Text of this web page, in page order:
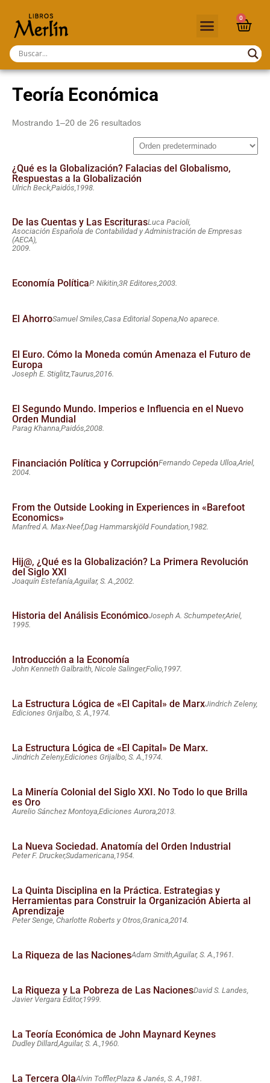
0
Teoría Económica
Mostrando 1–20 de 26 resultados
¿Qué es la Globalización? Falacias del Globalismo,
Respuestas a la Globalización
Ulrich Beck,Paidós, 1998.
De las Cuentas y Las EscriturasLuca Pacioli,
Asociación Española de Contabilidad y Administración de Empresas
(AECA),
2009.
Economía PolíticaP. Nikitin,3R Editores, 2003.
El AhorroSamuel Smiles, Casa Editorial Sopena, No aparece.
El Euro. Cómo la Moneda común Amenaza el Futuro de
Europa
Joseph E. Stiglitz,Taurus,2016.
El Segundo Mundo. Imperios e Influencia en el Nuevo
Orden Mundial
Parag Khanna, Paidós, 2008.
Financiación Política y CorrupciónFernando Cepeda Ulloa,Ariel,
2004.
From the Outside Looking in Experiences in «Barefoot
Economics»
Manfred A. Max-Neef,Dag Hammarskjöld Foundation, 1982.
Hij@, ¿Qué es la Globalización? La Primera Revolución
del Siglo XXI
Joaquín Estefanía, Aguilar, S. A., 2002.
Historia del Análisis EconómicoJoseph A. Schumpeter,Ariel,
1995.
Introducción a la Economía
John Kenneth Galbraith, Nicole Salinger,Folio,1997.
La Estructura Lógica de «El Capital» de MarxJindrich Zeleny,
Ediciones Grijalbo, S. A.,1974.
La Estructura Lógica de «El Capital» De Marx.
Jindrich Zeleny,Ediciones Grijalbo, S. A.,1974.
La Minería Colonial del Siglo XXI. No Todo lo que Brilla
es Oro
Aurelio Sánchez Montoya, Ediciones Aurora, 2013.
La Nueva Sociedad. Anatomía del Orden Industrial
Peter F. Drucker,Sudamericana, 1954.
La Quinta Disciplina en la Práctica. Estrategias y
Herramientas para Construir la Organización Abierta al
Aprendizaje
Peter Senge, Charlotte Roberts y Otros, Granica, 2014.
La Riqueza de las NacionesAdam Smith,Aguilar, S. A.,1961.
La Riqueza y La Pobreza de Las NacionesDavid S. Landes,
Javier Vergara Editor,1999.
La Teoría Económica de John Maynard Keynes
Dudley Dillard,Aguilar, S. A.,1960.
La Tercera OlaAlvin Toffler,Plaza & Janés, S. A., 1981.